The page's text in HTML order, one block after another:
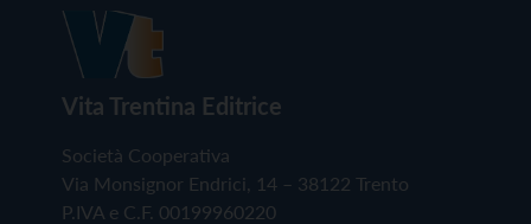
Vita Trentina Editrice
Società Cooperativa
Via Monsignor Endrici, 14 – 38122 Trento
P.IVA e C.F. 00199960220